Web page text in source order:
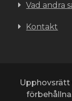
Vad andra
Kontakt
Upphovsrätt